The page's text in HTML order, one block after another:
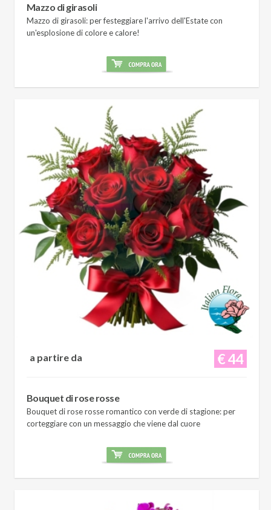
Mazzo di girasoli
Mazzo di girasoli: per festeggiare l'arrivo dell'Estate con
un'esplosione di colore e calore!
€ 44
a partire da
Bouquet di rose rosse
Bouquet di rose rosse romantico con verde di stagione: per
corteggiare con un messaggio che viene dal cuore